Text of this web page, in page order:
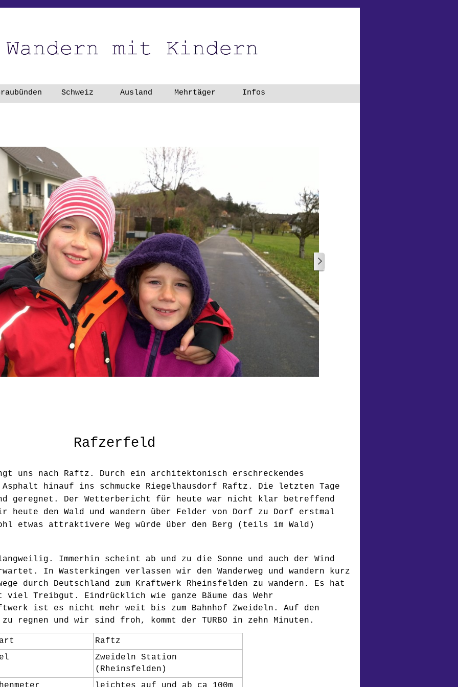
Menü überspringen
▼ ▼
Schweiz ▼
Ausland ▼
Mehrtäger Infos
Rafzerfeld
uns nach Raftz. Durch ein architektonisch erschreckendes
Asphalt hinauf ins schmucke Riegelhausdorf Raftz. Die letzten Tage
geregnet. Der Wetterbericht für heute war nicht klar betreffend
heute den Wald und wandern über Felder von Dorf zu Dorf erstmal
etwas attraktivere Weg würde über den Berg (teils im Wald)
Immerhin scheint ab und zu die Sonne und auch der Wind
In Wasterkingen verlassen wir den Wanderweg und wandern kurz
durch Deutschland zum Kraftwerk Rheinsfelden zu wandern. Es hat
Treibgut. Eindrücklich wie ganze Bäume das Wehr
ist es nicht mehr weit bis zum Bahnhof Zweideln. Auf den
regnen und wir sind froh, kommt der TURBO in zehn Minuten.
Raftz
Zweideln Station
(Rheinsfelden)